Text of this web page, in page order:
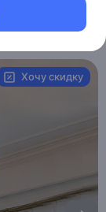
Хочу скидку